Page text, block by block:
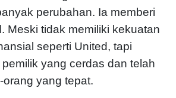
perubahan. Ia memberi
Meski tidak memiliki kekuatan
seperti United, tapi
yang cerdas dan telah
yang tepat.